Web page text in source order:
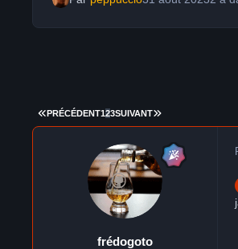
PREMIÈRE PAGE
PRÉCÉDENT123SUIVANT DERNIÈRE PAGE
frédogoto